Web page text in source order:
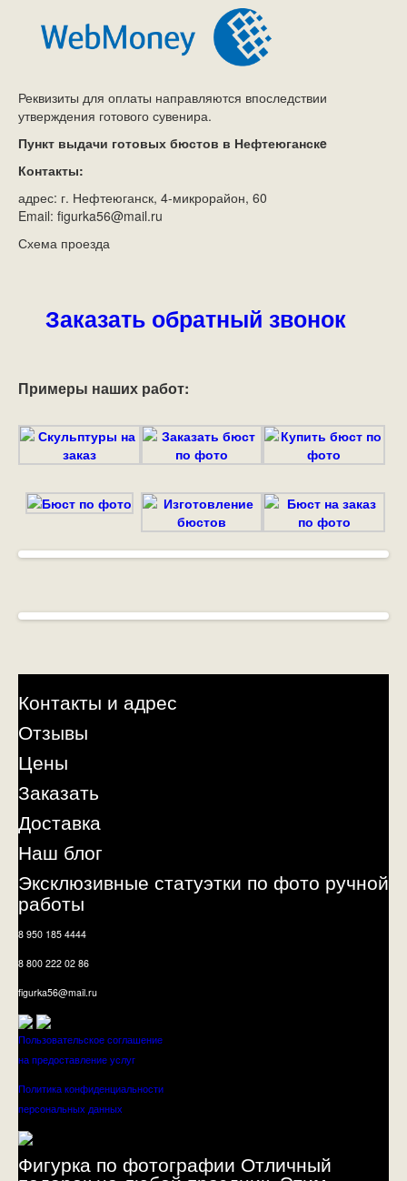
Реквизиты для оплаты направляются впоследствии
утверждения готового сувенира.
Пункт выдачи готовых бюстов в Нефтеюганскe
Контакты:
адрес: г. Нефтеюганск, 4-микрорайон, 60
Email: figurka56@mail.ru
Схема проезда
Заказать обратный звонок
Примеры наших работ:
Контакты и адрес
Отзывы
Цены
Заказать
Доставка
Наш блог
Эксклюзивные статуэтки по фото ручной
работы
8 950 185 4444
8 800 222 02 86
figurka56@mail.ru
Пользовательское соглашение
на предоставление услуг
Политика конфиденциальности
персональных данных
Фигурка по фотографии Отличный